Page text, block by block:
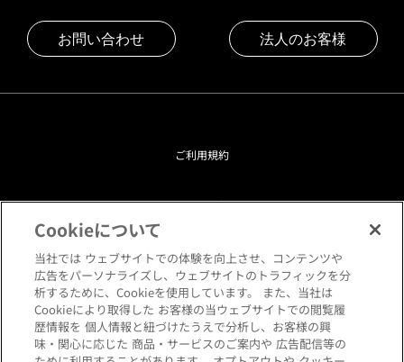
お問い合わせ 法人のお客様
ご利用規約
プライバシーポリシー
クッキーポリシー
閲覧環境について
サイトマップ
Cookieについて
当社では ウェブサイトでの体験を向上させ、コンテンツや
広告をパーソナライズし、ウェブサイトのトラフィックを分
析するために、Cookieを使用しています。 また、当社は
Cookieにより取得した お客様の当ウェブサイトでの閲覧履
歴情報を 個人情報と紐づけたうえで分析し、お客様の興
味・関心に応じた 商品・サービスのご案内や 広告配信等の